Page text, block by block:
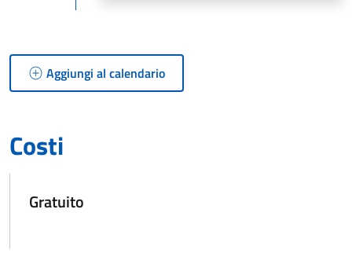
Aggiungi al calendario
Costi
Gratuito